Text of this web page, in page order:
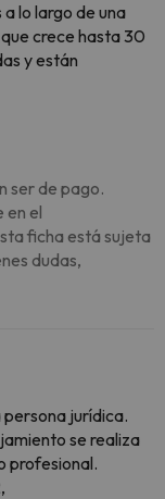
lo largo de una
crece hasta 30
y están
ser de pago.
en el
ficha está sujeta
dudas,
jurídica.
se realiza
profesional.